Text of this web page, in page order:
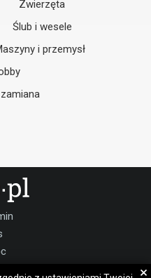
Zwierzęta
Ślub i wesele
i przemysł
×